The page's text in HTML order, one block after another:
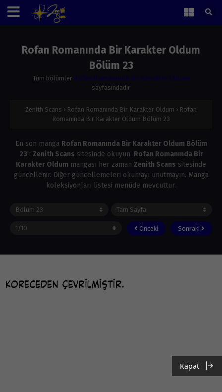
Rofan Romanında Bir Karakter Oldum
Bölüm 23
Tüm bölümler Rofan Romanında Bir Karakter Oldum
sayfasındadır
Zenith Scans › Rofan Romanında Bir Karakter Oldum › Rofan
Romanında Bir Karakter Oldum Bölüm 23
En son manga Rofan Romanında Bir Karakter Oldum Bölüm
23'ı Zenith Scans sitesinde okuyun. Rofan Romanında Bir
Karakter Oldum mangası her zaman Zenith Scans sitesinde
güncellenir. Diğer güncellemeleri okumayı unutmayın. Manga
koleksiyonları listesi menüde mevcuttur.
Önceki Sonraki
Kapat